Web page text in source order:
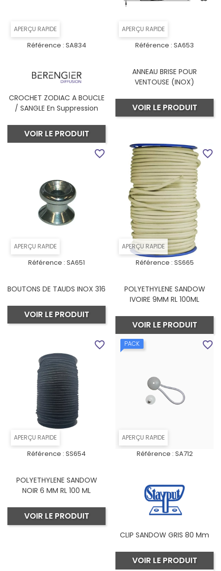
APERÇU RAPIDE
Référence : SA834
CROCHET ZODIAC A BOUCLE
/ SANGLE En Suppression
VOIR LE PRODUIT
APERÇU RAPIDE
Référence : SA653
ANNEAU BRISE POUR
VENTOUSE (INOX)
VOIR LE PRODUIT
APERÇU RAPIDE
Référence : SA651
BOUTONS DE TAUDS INOX 316
VOIR LE PRODUIT
favorite_border
APERÇU RAPIDE
Référence : SS665
POLYETHYLENE SANDOW
IVOIRE 9MM RL 100ML
VOIR LE PRODUIT
favorite_border
APERÇU RAPIDE
Référence : SS654
POLYETHYLENE SANDOW
NOIR 6 MM RL 100 ML
VOIR LE PRODUIT
favorite_border
APERÇU RAPIDE
PACK
Référence : SA712
CLIP SANDOW GRIS 80 Mm
VOIR LE PRODUIT
favorite_border